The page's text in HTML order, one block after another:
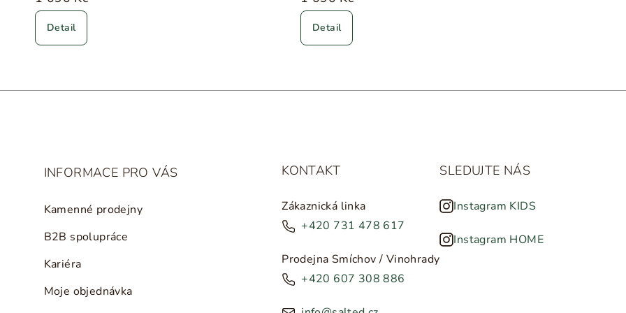
Detail Detail
INFORMACE PRO VÁS
Kamenné prodejny
B2B spolupráce
Kariéra
Moje objednávka
KONTAKT
Zákaznická linka
+420 731 478 617
Prodejna Smíchov / Vinohrady
+420 607 308 886
SLEDUJTE NÁS
Instagram KIDS
Instagram HOME